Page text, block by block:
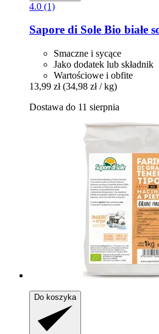
4.0 (1)
Sapore di Sole Bio białe
Smaczne i sycące
Jako dodatek lub składnik
Wartościowe i obfite
13,99 zł (34,98 zł / kg)
Dostawa do 11 sierpnia
Do koszyka